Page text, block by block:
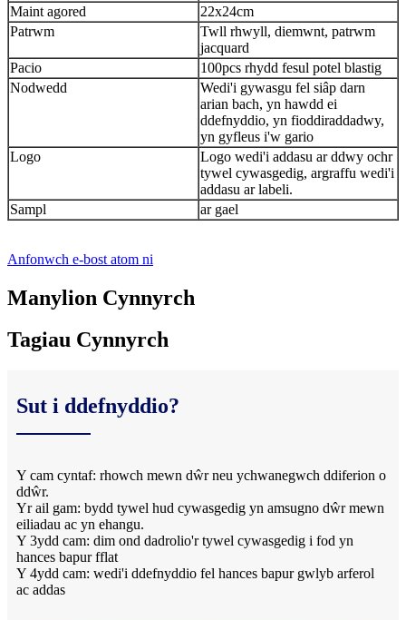
Maint agored
22x24cm
Patrwm
Twll rhwyll, diemwnt, patrwm
jacquard
Pacio
100pcs rhydd fesul potel blastig
Nodwedd
Wedi'i gywasgu fel siâp darn
arian bach, yn hawdd ei
ddefnyddio, yn fioddiraddadwy,
yn gyfleus i'w gario
Logo
Logo wedi'i addasu ar ddwy ochr
tywel cywasgedig, argraffu wedi'i
addasu ar labeli.
Sampl
ar gael
Anfonwch e-bost atom ni
Manylion Cynnyrch
Tagiau Cynnyrch
Sut i ddefnyddio?
Y cam cyntaf: rhowch mewn dŵr neu ychwanegwch ddiferion o
ddŵr.
Yr ail gam: bydd tywel hud cywasgedig yn amsugno dŵr mewn
eiliadau ac yn ehangu.
Y 3ydd cam: dim ond dadrolio'r tywel cywasgedig i fod yn
hances bapur fflat
Y 4ydd cam: wedi'i ddefnyddio fel hances bapur gwlyb arferol
ac addas